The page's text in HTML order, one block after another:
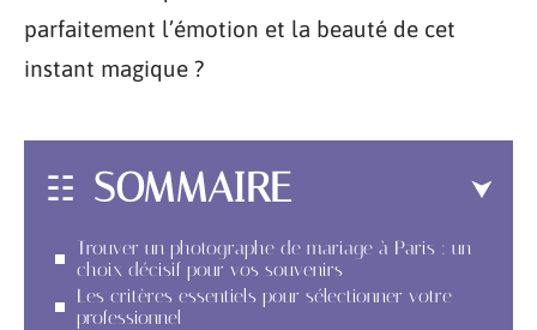
parfaitement l’émotion et la beauté de cet
instant magique ?
SOMMAIRE
Trouver un photographe de mariage à Paris : un
choix décisif pour vos souvenirs
Les critères essentiels pour sélectionner votre
professionnel